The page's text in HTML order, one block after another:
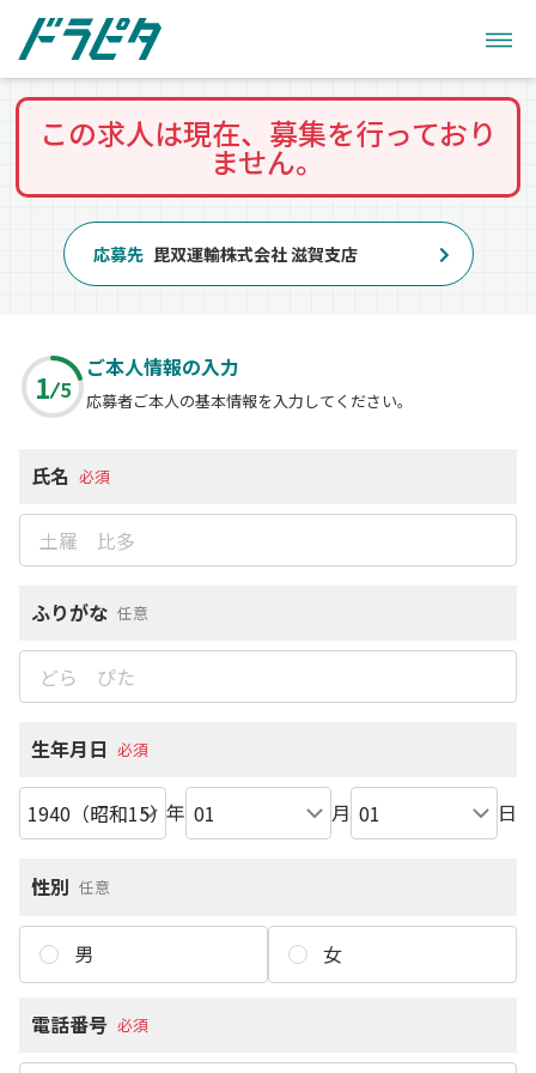
この求人は現在、募集を行っており
ません。
応募先 毘双運輸株式会社 滋賀支店
1 5
ご本人情報の入力
応募者ご本人の基本情報を入力してください。
氏名 必須
ふりがな 任意
生年月日 必須
年 月 日
性別 任意
男 女
電話番号 必須